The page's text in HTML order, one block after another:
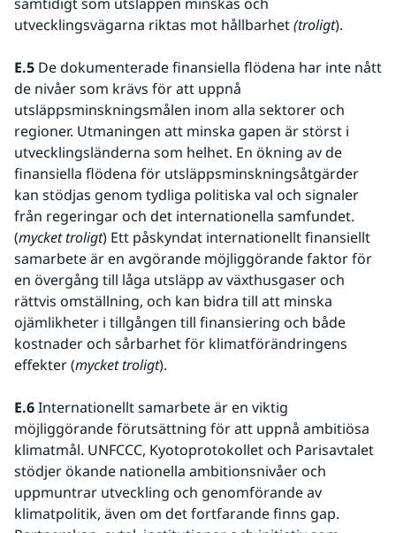
utvecklingsvägarna riktas mot hållbarhet (troligt).
E.5 De dokumenterade finansiella flödena har inte nått
de nivåer som krävs för att uppnå
utsläppsminskningsmålen inom alla sektorer och
regioner. Utmaningen att minska gapen är störst i
utvecklingsländerna som helhet. En ökning av de
finansiella flödena för utsläppsminskningsåtgärder
kan stödjas genom tydliga politiska val och signaler
från regeringar och det internationella samfundet.
(mycket troligt) Ett påskyndat internationellt finansiellt
samarbete är en avgörande möjliggörande faktor för
en övergång till låga utsläpp av växthusgaser och
rättvis omställning, och kan bidra till att minska
ojämlikheter i tillgången till finansiering och både
kostnader och sårbarhet för klimatförändringens
effekter (mycket troligt).
E.6 Internationellt samarbete är en viktig
möjliggörande förutsättning för att uppnå ambitiösa
klimatmål. UNFCCC, Kyotoprotokollet och Parisavtalet
stödjer ökande nationella ambitionsnivåer och
uppmuntrar utveckling och genomförande av
klimatpolitik, även om det fortfarande finns gap.